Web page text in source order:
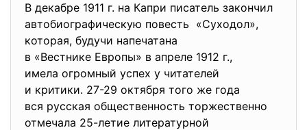
В декабре 1911 г. на Капри писатель закончил
автобиографическую повесть «Суходол»,
которая, будучи напечатана
в «Вестнике Европы» в апреле 1912 г.,
имела огромный успех у читателей
и критики. 27-29 октября того же года
вся русская общественность торжественно
отмечала 25-летие литературной